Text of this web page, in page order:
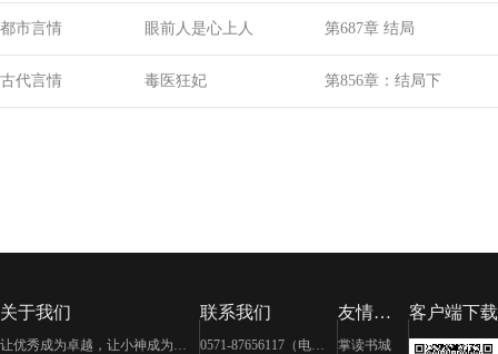
都市言情 眼前人是心上人 第687章 结局
古代言情 毒医狂妃 第856章：结局下
关于我们
让优秀成为卓越，让小神成为大
联系我们
0571-87656117（电
友情链
接
掌读书城
客户端下载